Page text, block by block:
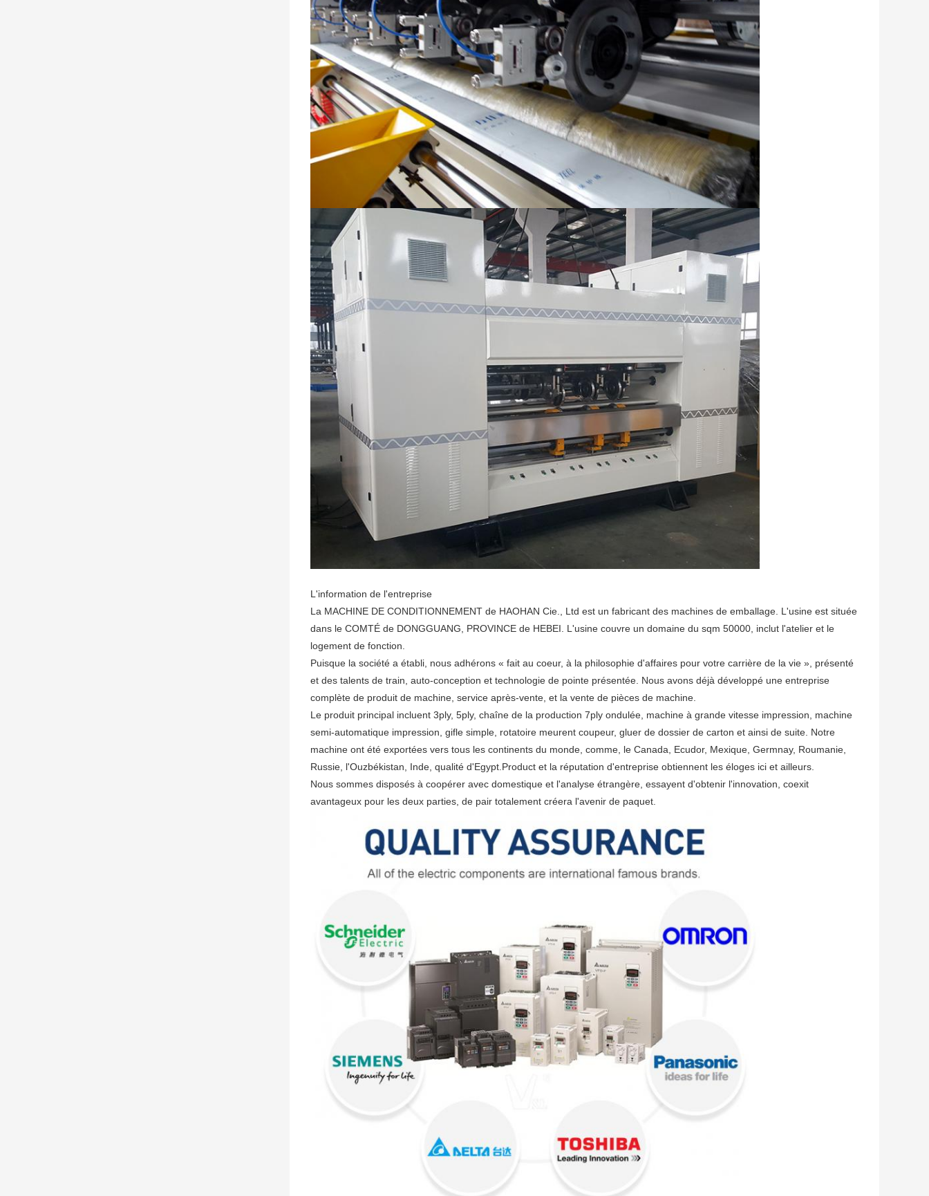
L'information de l'entreprise
La MACHINE DE CONDITIONNEMENT de HAOHAN Cie., Ltd est un fabricant des machines de emballage. L'usine est située
dans le COMTÉ de DONGGUANG, PROVINCE de HEBEI. L'usine couvre un domaine du sqm 50000, inclut l'atelier et le
logement de fonction.
Puisque la société a établi, nous adhérons « fait au coeur, à la philosophie d'affaires pour votre carrière de la vie », présenté
et des talents de train, auto-conception et technologie de pointe présentée. Nous avons déjà développé une entreprise
complète de produit de machine, service après-vente, et la vente de pièces de machine.
Le produit principal incluent 3ply, 5ply, chaîne de la production 7ply ondulée, machine à grande vitesse impression, machine
semi-automatique impression, gifle simple, rotatoire meurent coupeur, gluer de dossier de carton et ainsi de suite. Notre
machine ont été exportées vers tous les continents du monde, comme, le Canada, Ecudor, Mexique, Germnay, Roumanie,
Russie, l'Ouzbékistan, Inde, qualité d'Egypt.Product et la réputation d'entreprise obtiennent les éloges ici et ailleurs.
Nous sommes disposés à coopérer avec domestique et l'analyse étrangère, essayent d'obtenir l'innovation, coexit
avantageux pour les deux parties, de pair totalement créera l'avenir de paquet.